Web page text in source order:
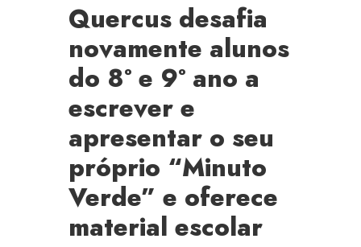
Quercus desafia
novamente alunos
do 8º e 9º ano a
escrever e
apresentar o seu
próprio “Minuto
Verde” e oferece
material escolar